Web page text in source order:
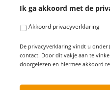
Ik ga akkoord met de
Akkoord privacyverklaring
De privacyverklaring vindt u onder
contact. Door dit vakje aan te
doorgelezen en hiermee akkoord